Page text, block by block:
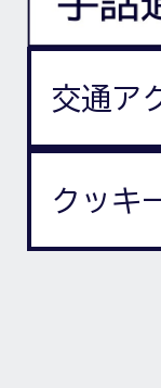
交通ア
クッキ